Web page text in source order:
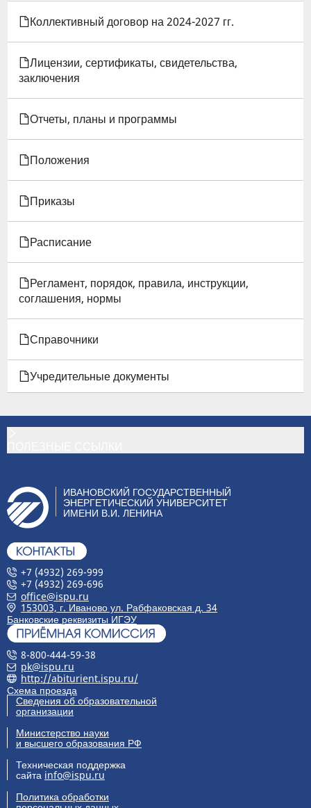
ОБЩЕЖИТИИ
№3,
№3А
№4
(
Г.
ИВАНОВО,
УЛ.
ПАРИЖСКОЙ
КОММУНЫ,
Д.
56)
Коллективный договор на 2024-2027 гг.
Лицензии, сертификаты, свидетельства,
заключения
Отчеты, планы и программы
Положения
Приказы
Расписание
Регламент, порядок, правила, инструкции,
соглашения, нормы
Справочники
Учредительные документы
ИВАНОВСКИЙ ГОСУДАРСТВЕННЫЙ
ЭНЕРГЕТИЧЕСКИЙ УНИВЕРСИТЕТ
ИМЕНИ В.И. ЛЕНИНА
+7 (4932) 269-999
+7 (4932) 269-696
office@ispu.ru
153003, г. Иваново ул. Рабфаковская д. 34
Банковские реквизиты ИГЭУ
8-800-444-59-38
pk@ispu.ru
http://abiturient.ispu.ru/
Схема проезда
Сведения об образовательной
организации
Министерство науки
и высшего образования РФ
Техническая поддержка
сайта info@ispu.ru
Политика обработки